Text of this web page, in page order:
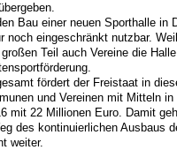
Bau einer neuen Sporthalle in
noch eingeschränkt nutzbar.
Teil auch Vereine die
fördert der Freistaat in
und Vereinen mit Mitteln in
mit 22 Millionen Euro. Damit
des kontinuierlichen Ausbaus
weiter.